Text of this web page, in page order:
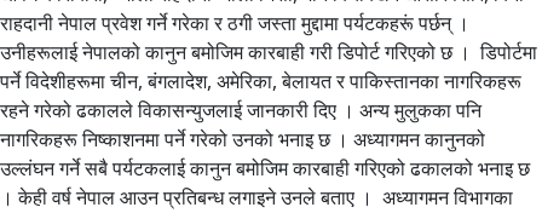
राहदानी नेपाल प्रवेश गर्ने गरेका र ठगी जस्ता मुद्दामा पर्यटकहरूं पर्छन् ।
उनीहरूलाई नेपालको कानुन बमोजिम कारबाही गरी डिपोर्ट गरिएको छ । डिपोर्टमा
पर्ने विदेशीहरूमा चीन, बंगलादेश, अमेरिका, बेलायत र पाकिस्तानका नागरिकहरू
रहने गरेको ढकालले विकासन्युजलाई जानकारी दिए । अन्य मुलुकका पनि
नागरिकहरू निष्काशनमा पर्ने गरेको उनको भनाइ छ । अध्यागमन कानुनको
उल्लंघन गर्ने सबै पर्यटकलाई कानुन बमोजिम कारबाही गरिएको ढकालको भनाइ छ
। केही वर्ष नेपाल आउन प्रतिबन्ध लगाइने उनले बताए । अध्यागमन विभागका